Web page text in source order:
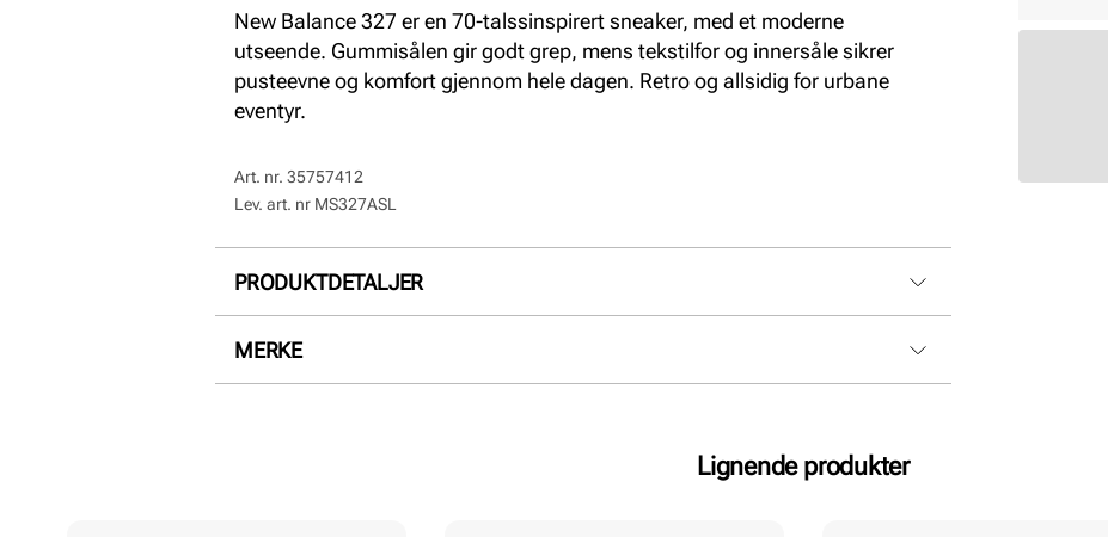
New Balance 327 er en 70-talssinspirert sneaker, med et moderne
utseende. Gummisålen gir godt grep, mens tekstilfor og innersåle sikrer
pusteevne og komfort gjennom hele dagen. Retro og allsidig for urbane
eventyr.
Art. nr. 35757412
Lev. art. nr MS327ASL
PRODUKTDETALJER
Overdel:
MERKE
Lignende produkter